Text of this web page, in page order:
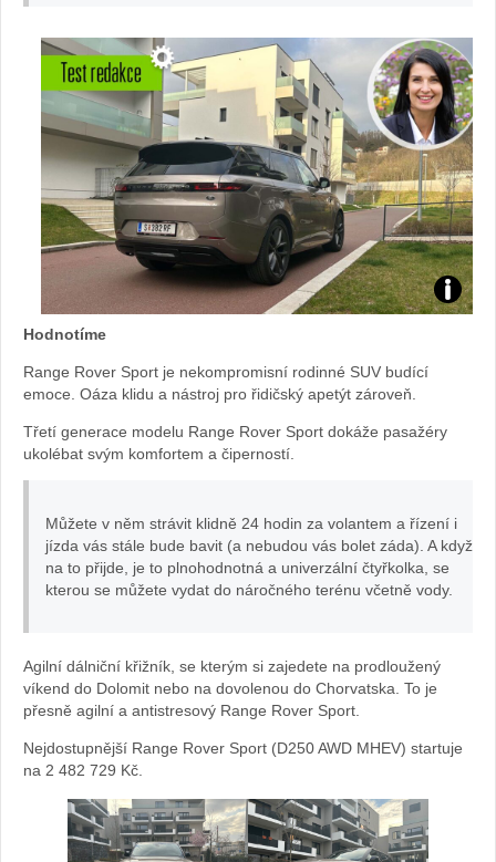
Test
Žena
v
Hodnotíme
Range Rover Sport je nekompromisní rodinné SUV budící
emoce. Oáza klidu a nástroj pro řidičský apetýt zároveň.
Třetí generace modelu Range Rover Sport dokáže pasažéry
ukolébat svým komfortem a čiperností.
Můžete v něm strávit klidně 24 hodin za volantem a řízení i
jízda vás stále bude bavit (a nebudou vás bolet záda). A když
na to přijde, je to plnohodnotná a univerzální čtyřkolka, se
kterou se můžete vydat do náročného terénu včetně vody.
Agilní dálniční křižník, se kterým si zajedete na prodloužený
víkend do Dolomit nebo na dovolenou do Chorvatska. To je
přesně agilní a antistresový Range Rover Sport.
Nejdostupnější Range Rover Sport (D250 AWD MHEV) startuje
na 2 482 729 Kč.